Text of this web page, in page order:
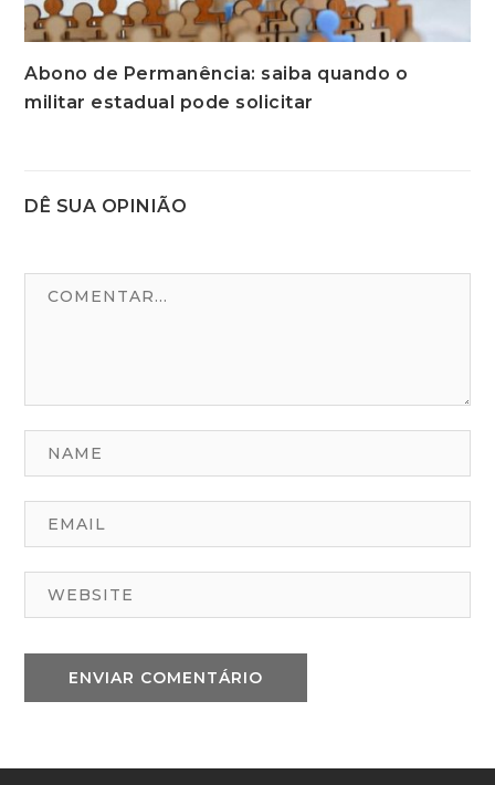
Abono de Permanência: saiba quando o
militar estadual pode solicitar
DÊ SUA OPINIÃO